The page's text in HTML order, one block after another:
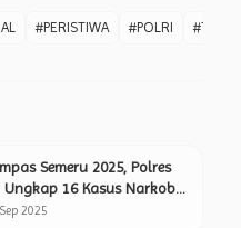
#PERISTIWA #POLRI
#TNI
Semeru 2025, Polres
16 Kasus Narkoba,
Tersangka dan Sita Senpi
2025